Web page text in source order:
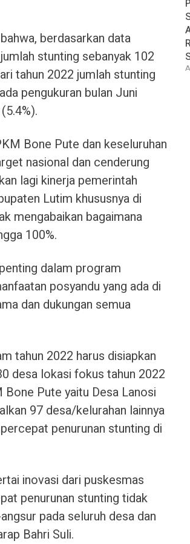
berdasarkan data
stunting sebanyak 102
tahun 2022 jumlah stunting
pengukuran bulan Juni
Bone Pute dan keseluruhan
nasional dan cenderung
lagi kinerja pemerintah
Lutim khususnya di
mengabaikan bagaimana
100%.
dalam program
posyandu yang ada di
dan dukungan semua
tahun 2022 harus disiapkan
desa lokasi fokus tahun 2022
Bone Pute yaitu Desa Lanosi
97 desa/kelurahan lainnya
penurunan stunting di
inovasi dari puskesmas
penurunan stunting tidak
pada seluruh desa dan
Bahri Suli.